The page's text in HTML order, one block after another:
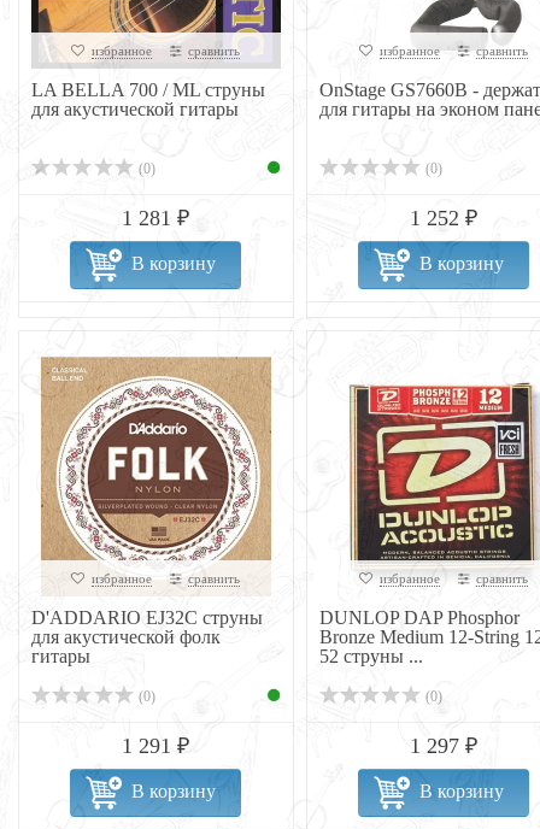
избранное сравнить
LA BELLA 700 / ML струны
для акустической гитары
(0)
1 281 ₽
В корзину
избранное сравнить
OnStage GS7660B -
для гитары на эконом
(0)
1 252 ₽
В корзину
избранное сравнить
D'ADDARIO EJ32C струны
для акустической фолк
гитары
(0)
1 291 ₽
В корзину
избранное сравнить
DUNLOP DAP Phosphor
Bronze Medium 12-String
52 струны ...
(0)
1 297 ₽
В корзину